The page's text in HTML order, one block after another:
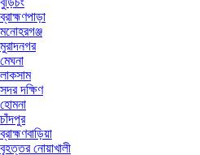
ব্রাহ্মণপাড়া
মনোহরগঞ্জ
মুরাদনগর
মেঘনা
লাকসাম
সদর দক্ষিণ
হোমনা
চাঁদপুর
ব্রাহ্মণবাড়িয়া
বৃহত্তর নোয়াখালী